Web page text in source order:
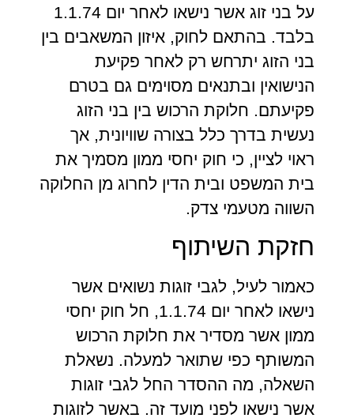
על בני זוג אשר נישאו לאחר יום 1.1.74
בלבד. בהתאם לחוק, איזון המשאבים בין
בני הזוג יתרחש רק לאחר פקיעת
הנישואין ובתנאים מסוימים גם בטרם
פקיעתם. חלוקת הרכוש בין בני הזוג
נעשית בדרך כלל בצורה שוויונית, אך
ראוי לציין, כי חוק יחסי ממון מסמיך את
בית המשפט ובית הדין לחרוג מן החלוקה
השווה מטעמי צדק.
חזקת השיתוף
כאמור לעיל, לגבי זוגות נשואים אשר
נישאו לאחר יום 1.1.74, חל חוק יחסי
ממון אשר מסדיר את חלוקת הרכוש
המשותף כפי שתואר למעלה. נשאלת
השאלה, מה ההסדר החל לגבי זוגות
אשר נישאו לפני מועד זה. באשר לזוגות